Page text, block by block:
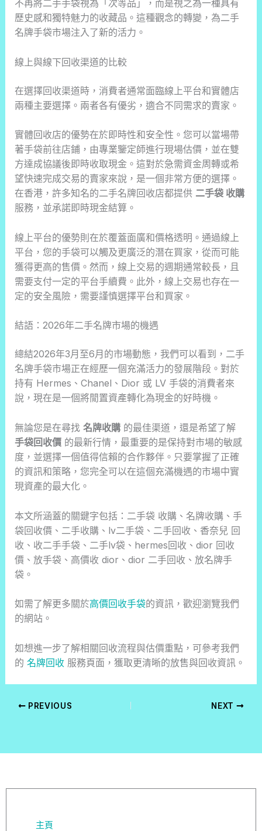
不再將二手手袋視為「次等品」，而是視之為一種具有
歷史感和獨特魅力的收藏品。這種觀念的轉變，為二手
名牌手袋市場注入了新的活力。
線上與線下回收渠道的比較
在選擇回收渠道時，消費者通常面臨線上平台和實體店
兩種主要選擇。兩者各有優劣，適合不同需求的賣家。
實體回收店的優勢在於即時性和安全性。您可以當場帶
著手袋前往店鋪，由專業鑒定師進行現場估價，並在雙
方達成協議後即時收取現金。這對於急需資金周轉或希
望快速完成交易的賣家來說，是一個非常方便的選擇。
在香港，許多知名的二手名牌回收店都提供 二手袋 收購
服務，並承諾即時現金結算。
線上平台的優勢則在於覆蓋面廣和價格透明。通過線上
平台，您的手袋可以觸及更廣泛的潛在買家，從而可能
獲得更高的售價。然而，線上交易的週期通常較長，且
需要支付一定的平台手續費。此外，線上交易也存在一
定的安全風險，需要謹慎選擇平台和買家。
結語：2026年二手名牌市場的機遇
總結2026年3月至6月的市場動態，我們可以看到，二手
名牌手袋市場正在經歷一個充滿活力的發展階段。對於
持有 Hermes、Chanel、Dior 或 LV 手袋的消費者來
說，現在是一個將閒置資產轉化為現金的好時機。
無論您是在尋找 名牌收購的最佳渠道，還是希望了解
手袋回收價的最新行情，最重要的是保持對市場的敏感
度，並選擇一個值得信賴的合作夥伴。只要掌握了正確
的資訊和策略，您完全可以在這個充滿機遇的市場中實
現資產的最大化。
本文所涵蓋的關鍵字包括：二手袋 收購、名牌收購、手
袋回收價、二手收購、lv二手袋、二手回收、香奈兒 回
收、收二手手袋、二手lv袋、hermes回收、dior 回收
價、放手袋、高價收 dior、dior 二手回收、放名牌手
袋。
如需了解更多關於高價回收手袋的資訊，歡迎瀏覽我們
的網站。
如想進一步了解相關回收流程與估價重點，可參考我們
的 名牌回收服務頁面，獲取更清晰的放售與回收資訊。
PREVIOUS NEXT
主頁